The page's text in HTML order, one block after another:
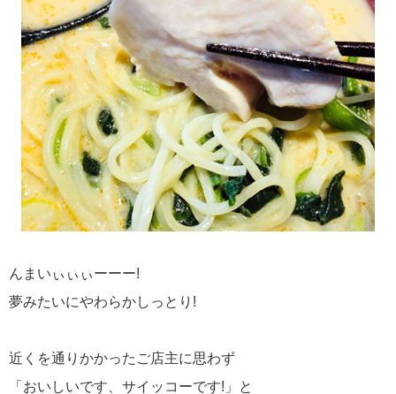
んまいぃぃぃーーー!
夢みたいにやわらかしっとり!
近くを通りかかったご店主に思わず
「おいしいです、サイッコーです!」と